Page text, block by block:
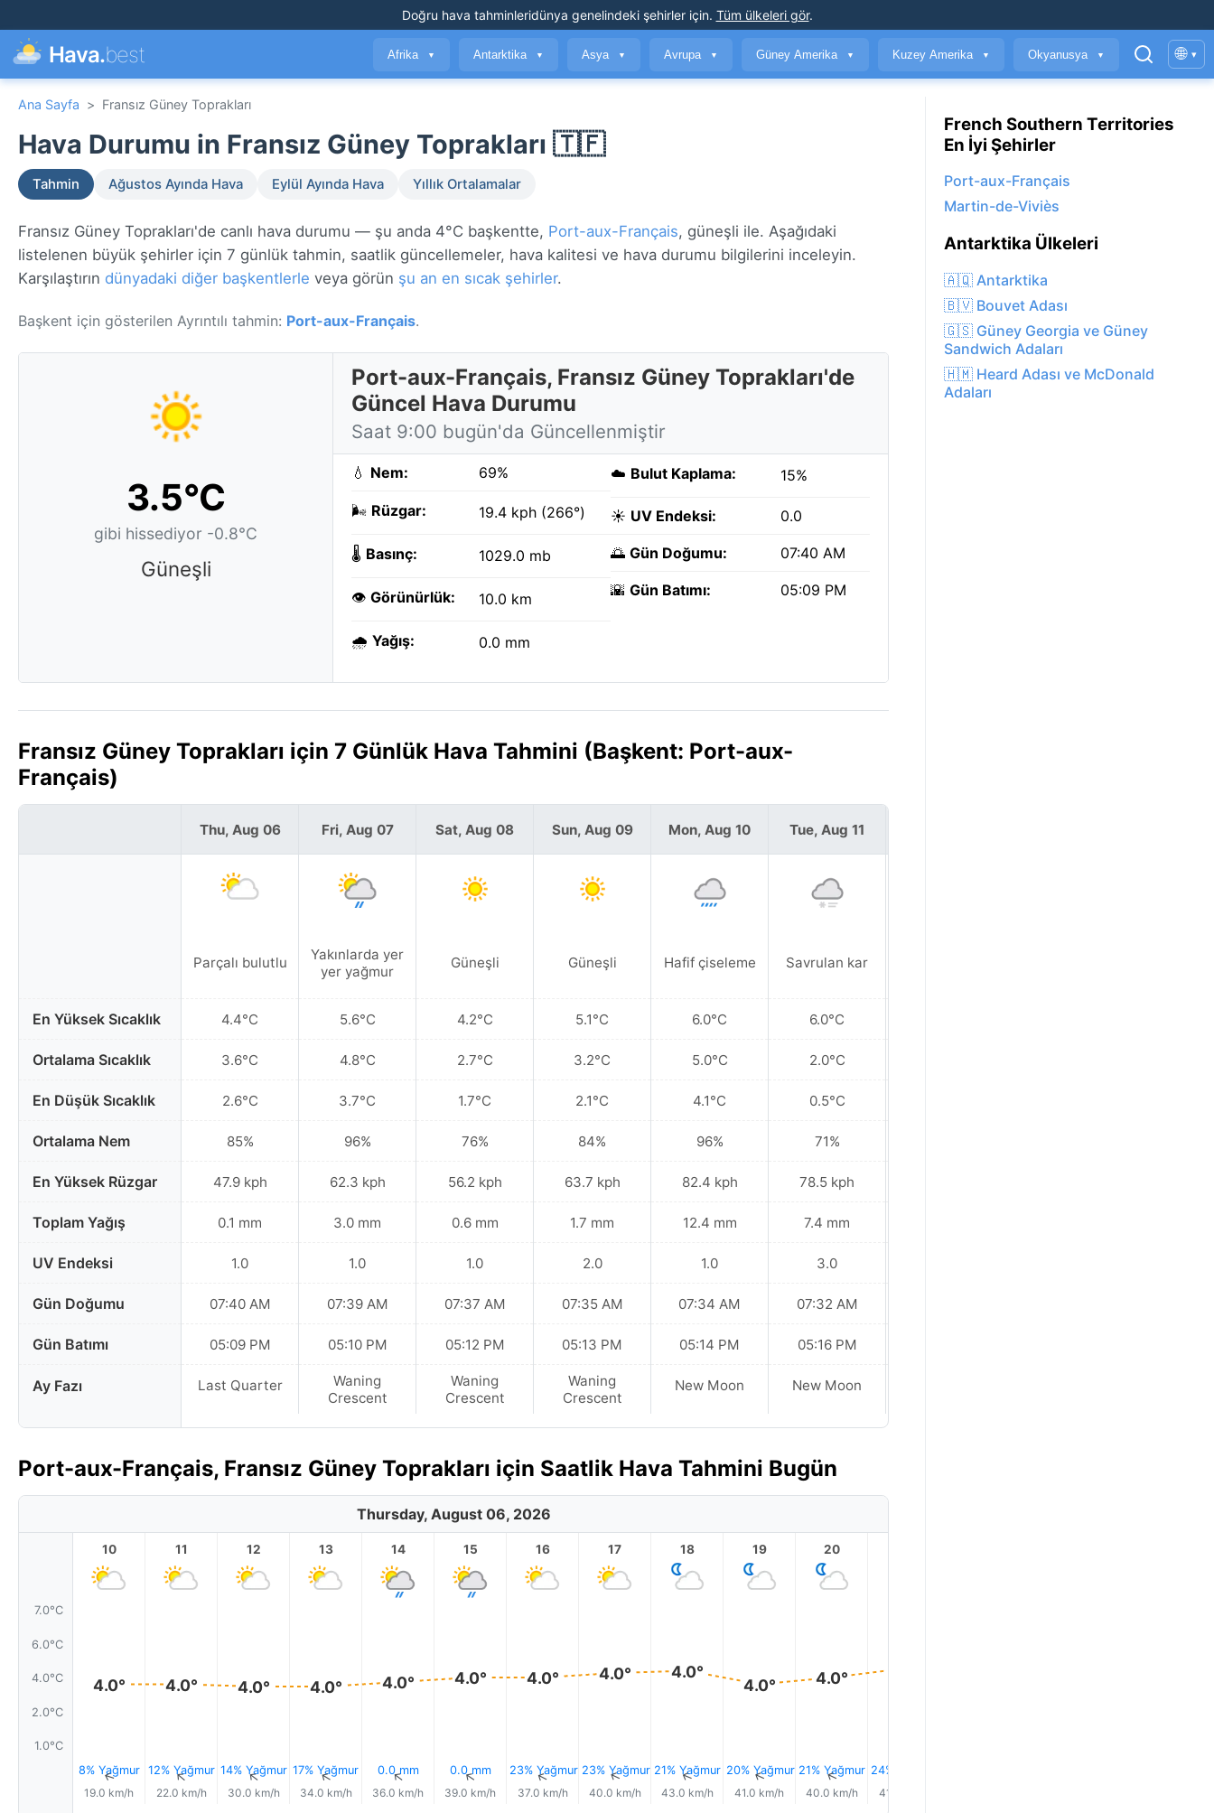
Doğru hava tahminleridünya genelindeki şehirler için. Tüm ülkeleri gör.
Hava.best Afrika ▼ Antarktika ▼ Asya ▼ Avrupa ▼ Güney Amerika ▼ Kuzey Amerika ▼ Okyanusya ▼ 🌐 ▾
Ana Sayfa > Fransız Güney Toprakları
Hava Durumu in Fransız Güney Toprakları 🇹🇫
Tahmin Ağustos Ayında Hava Eylül Ayında Hava Yıllık Ortalamalar
Fransız Güney Toprakları'de canlı hava durumu — şu anda 4°C başkentte, Port-aux-Français, güneşli ile. Aşağıdaki
listelenen büyük şehirler için 7 günlük tahmin, saatlik güncellemeler, hava kalitesi ve hava durumu bilgilerini inceleyin.
Karşılaştırın dünyadaki diğer başkentlerle veya görün şu an en sıcak şehirler.
Başkent için gösterilen Ayrıntılı tahmin: Port-aux-Français.
3.5°C
gibi hissediyor -0.8°C
Güneşli
Port-aux-Français, Fransız Güney Toprakları'de
Güncel Hava Durumu
Saat 9:00 bugün'da Güncellenmiştir
💧 Nem: 69%
🌬️ Rüzgar: 19.4 kph (266°)
🌡️ Basınç: 1029.0 mb
👁️ Görünürlük: 10.0 km
🌧️ Yağış: 0.0 mm
☁️ Bulut Kaplama: 15%
☀️ UV Endeksi: 0.0
🌅 Gün Doğumu: 07:40 AM
🌇 Gün Batımı: 05:09 PM
Fransız Güney Toprakları için 7 Günlük Hava Tahmini (Başkent: Port-aux-
Français)
En Yüksek Sıcaklık
Ortalama Sıcaklık
En Düşük Sıcaklık
Ortalama Nem
En Yüksek Rüzgar
Toplam Yağış
UV Endeksi
Gün Doğumu
Gün Batımı
Ay Fazı
Thu, Aug 06
Parçalı bulutlu
4.4°C
3.6°C
2.6°C
85%
47.9 kph
0.1 mm
1.0
07:40 AM
05:09 PM
Last Quarter
Fri, Aug 07
Yakınlarda yer
yer yağmur
5.6°C
4.8°C
3.7°C
96%
62.3 kph
3.0 mm
1.0
07:39 AM
05:10 PM
Waning
Crescent
Sat, Aug 08
Güneşli
4.2°C
2.7°C
1.7°C
76%
56.2 kph
0.6 mm
1.0
07:37 AM
05:12 PM
Waning
Crescent
Sun, Aug 09
Güneşli
5.1°C
3.2°C
2.1°C
84%
63.7 kph
1.7 mm
2.0
07:35 AM
05:13 PM
Waning
Crescent
Mon, Aug 10
Hafif çiseleme
6.0°C
5.0°C
4.1°C
96%
82.4 kph
12.4 mm
1.0
07:34 AM
05:14 PM
New Moon
Tue, Aug 11
Savrulan kar
6.0°C
2.0°C
0.5°C
71%
78.5 kph
7.4 mm
3.0
07:32 AM
05:16 PM
New Moon
Port-aux-Français, Fransız Güney Toprakları için Saatlik Hava Tahmini Bugün
Thursday, August 06, 2026
7.0°C
6.0°C
4.0°C
2.0°C
1.0°C
10
4.0°
8% Yağmur
↑
19.0 km/h
11
4.0°
12% Yağmur
↑
22.0 km/h
12
4.0°
14% Yağmur
↑
30.0 km/h
13
4.0°
17% Yağmur
↑
34.0 km/h
14
4.0°
0.0 mm
↑
36.0 km/h
15
4.0°
0.0 mm
↑
39.0 km/h
16
4.0°
23% Yağmur
↑
37.0 km/h
17
4.0°
23% Yağmur
↑
40.0 km/h
18
4.0°
21% Yağmur
↑
43.0 km/h
19
4.0°
20% Yağmur
↑
41.0 km/h
20
4.0°
21% Yağmur
↑
40.0 km/h
24% Yağmur
41.0 km/h
French Southern Territories
En İyi Şehirler
Port-aux-Français
Martin-de-Viviès
Antarktika Ülkeleri
🇦🇶 Antarktika
🇧🇻 Bouvet Adası
🇬🇸 Güney Georgia ve Güney
Sandwich Adaları
🇭🇲 Heard Adası ve McDonald
Adaları